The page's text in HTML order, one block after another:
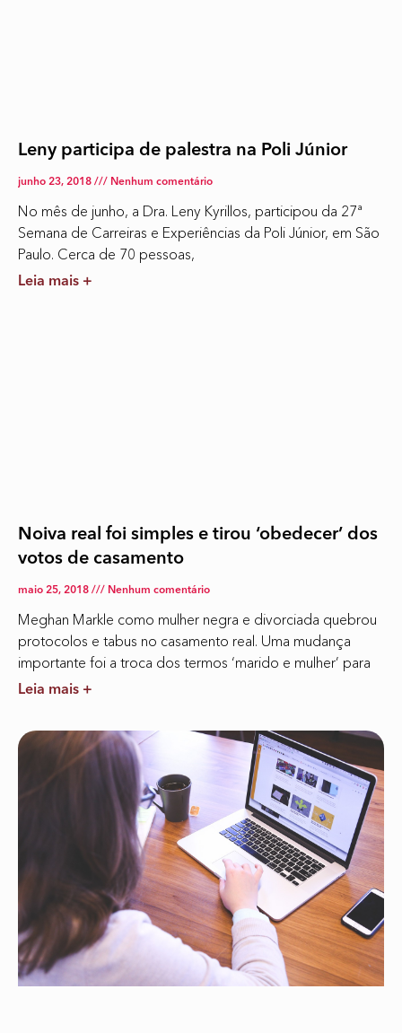
Leny participa de palestra na Poli Júnior
junho 23, 2018 Nenhum comentário
No mês de junho, a Dra. Leny Kyrillos, participou da 27ª
Semana de Carreiras e Experiências da Poli Júnior, em São
Paulo. Cerca de 70 pessoas,
Leia mais +
Noiva real foi simples e tirou ‘obedecer’ dos
votos de casamento
maio 25, 2018 Nenhum comentário
Meghan Markle como mulher negra e divorciada quebrou
protocolos e tabus no casamento real. Uma mudança
importante foi a troca dos termos ‘marido e mulher’ para
Leia mais +